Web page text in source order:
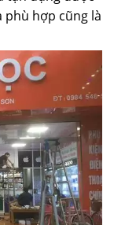
phù hợp cũng là